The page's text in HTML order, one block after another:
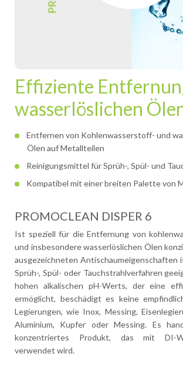
Effiziente
wasserlöslichen
Entfernen von Kohlenwasserstoff- und
Ölen auf Metallteilen
Reinigungsmittel für Sprüh-, Spül- und
Kompatibel mit einer breiten Palette von
PROMOCLEAN DISPER 6
Ist speziell für die Entfernung von
und insbesondere wasserlöslichen Ölen
ausgezeichneten Antischaumeigenschaften
Sprüh-, Spül- oder Tauchstrahlverfahren
hohen alkalischen pH-Werts, der eine
ermöglicht, beschädigt es keine
Legierungen, wie Inox, Messing,
Aluminium, Kupfer oder Messing. Es
konzentriertes Produkt, das mit DI-
verwendet wird.